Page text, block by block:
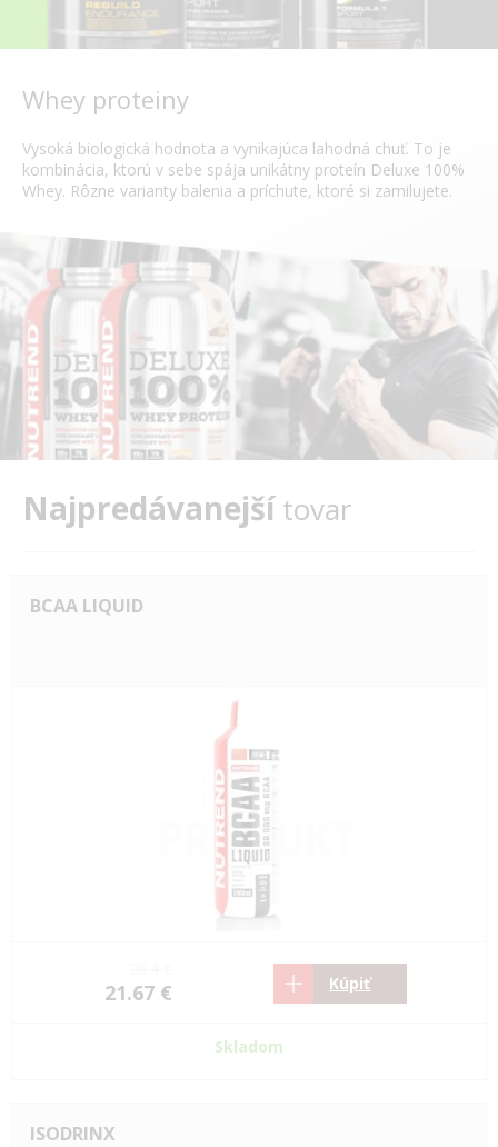
Whey proteiny
Vysoká biologická hodnota a vynikajúca lahodná chuť. To je
kombinácia, ktorú v sebe spája unikátny proteín Deluxe 100%
Whey. Rôzne varianty balenia a príchute, ktoré si zamilujete.
Najpredávanejšítovar
BCAA LIQUID
21.67 € Kúpiť
Skladom
ISODRINX